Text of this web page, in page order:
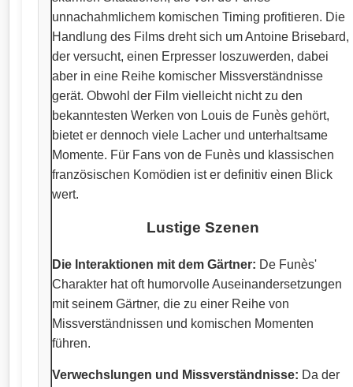
unnachahmlichem komischen Timing profitieren. Die
Handlung des Films dreht sich um Antoine Brisebard,
der versucht, einen Erpresser loszuwerden, dabei
aber in eine Reihe komischer Missverständnisse
gerät. Obwohl der Film vielleicht nicht zu den
bekanntesten Werken von Louis de Funès gehört,
bietet er dennoch viele Lacher und unterhaltsame
Momente. Für Fans von de Funès und klassischen
französischen Komödien ist er definitiv einen Blick
wert.
Lustige Szenen
Die Interaktionen mit dem Gärtner: De Funès'
Charakter hat oft humorvolle Auseinandersetzungen
mit seinem Gärtner, die zu einer Reihe von
Missverständnissen und komischen Momenten
führen.
Verwechslungen und Missverständnisse: Da der